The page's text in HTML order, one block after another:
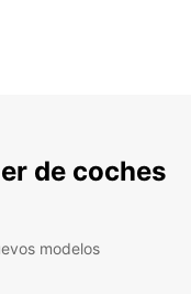
de coches
modelos